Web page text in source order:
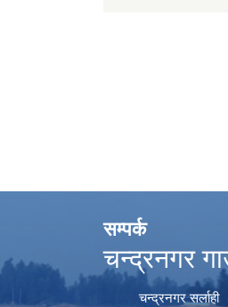
सम्पर्क
चन्द्रनगर
चन्द्रनगर सर्लाही